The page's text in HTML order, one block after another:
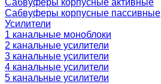
Сабвуферы корпусные активные
Сабвуферы корпусные пассивные
Усилители
1 канальные моноблоки
2 канальные усилители
3 канальные усилители
4 канальные усилители
5 канальные усилители